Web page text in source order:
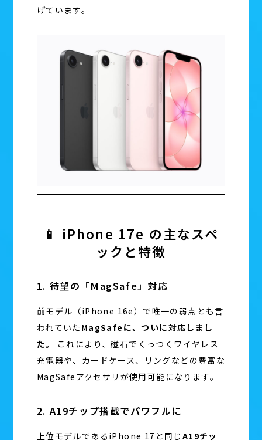
げています。
📱 iPhone 17e の主なスペ
ックと特徴
1. 待望の「MagSafe」対応
前モデル（iPhone 16e）で唯一の弱点とも言
われていた MagSafeに、ついに対応しまし
た。
これにより、磁石でくっつくワイヤレス
充電器や、カードケース、リングなどの豊富な
MagSafeアクセサリが使用可能になります。
2. A19チップ搭載でパワフルに
上位モデルであるiPhone 17と同じ A19チッ